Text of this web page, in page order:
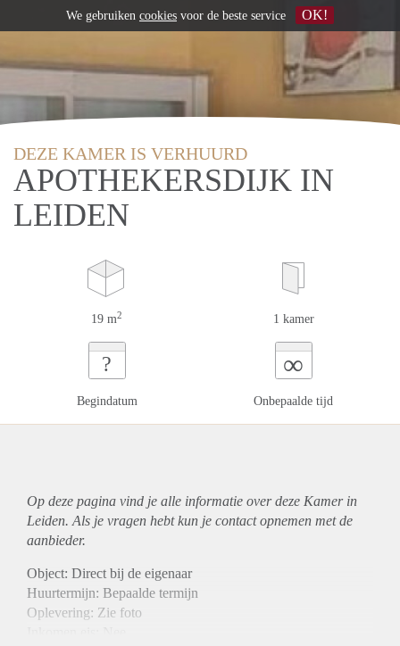
DEZE KAMER IS VERHUURD
APOTHEKERSDIJK IN
LEIDEN
19 m2 1 kamer
?
Begindatum
∞
Onbepaalde tijd
Op deze pagina vind je alle informatie over deze Kamer in
Leiden. Als je vragen hebt kun je contact opnemen met de
aanbieder.
Object: Direct bij de eigenaar
Huurtermijn: Bepaalde termijn
Oplevering: Zie foto
We gebruiken cookies voor de beste service OK!